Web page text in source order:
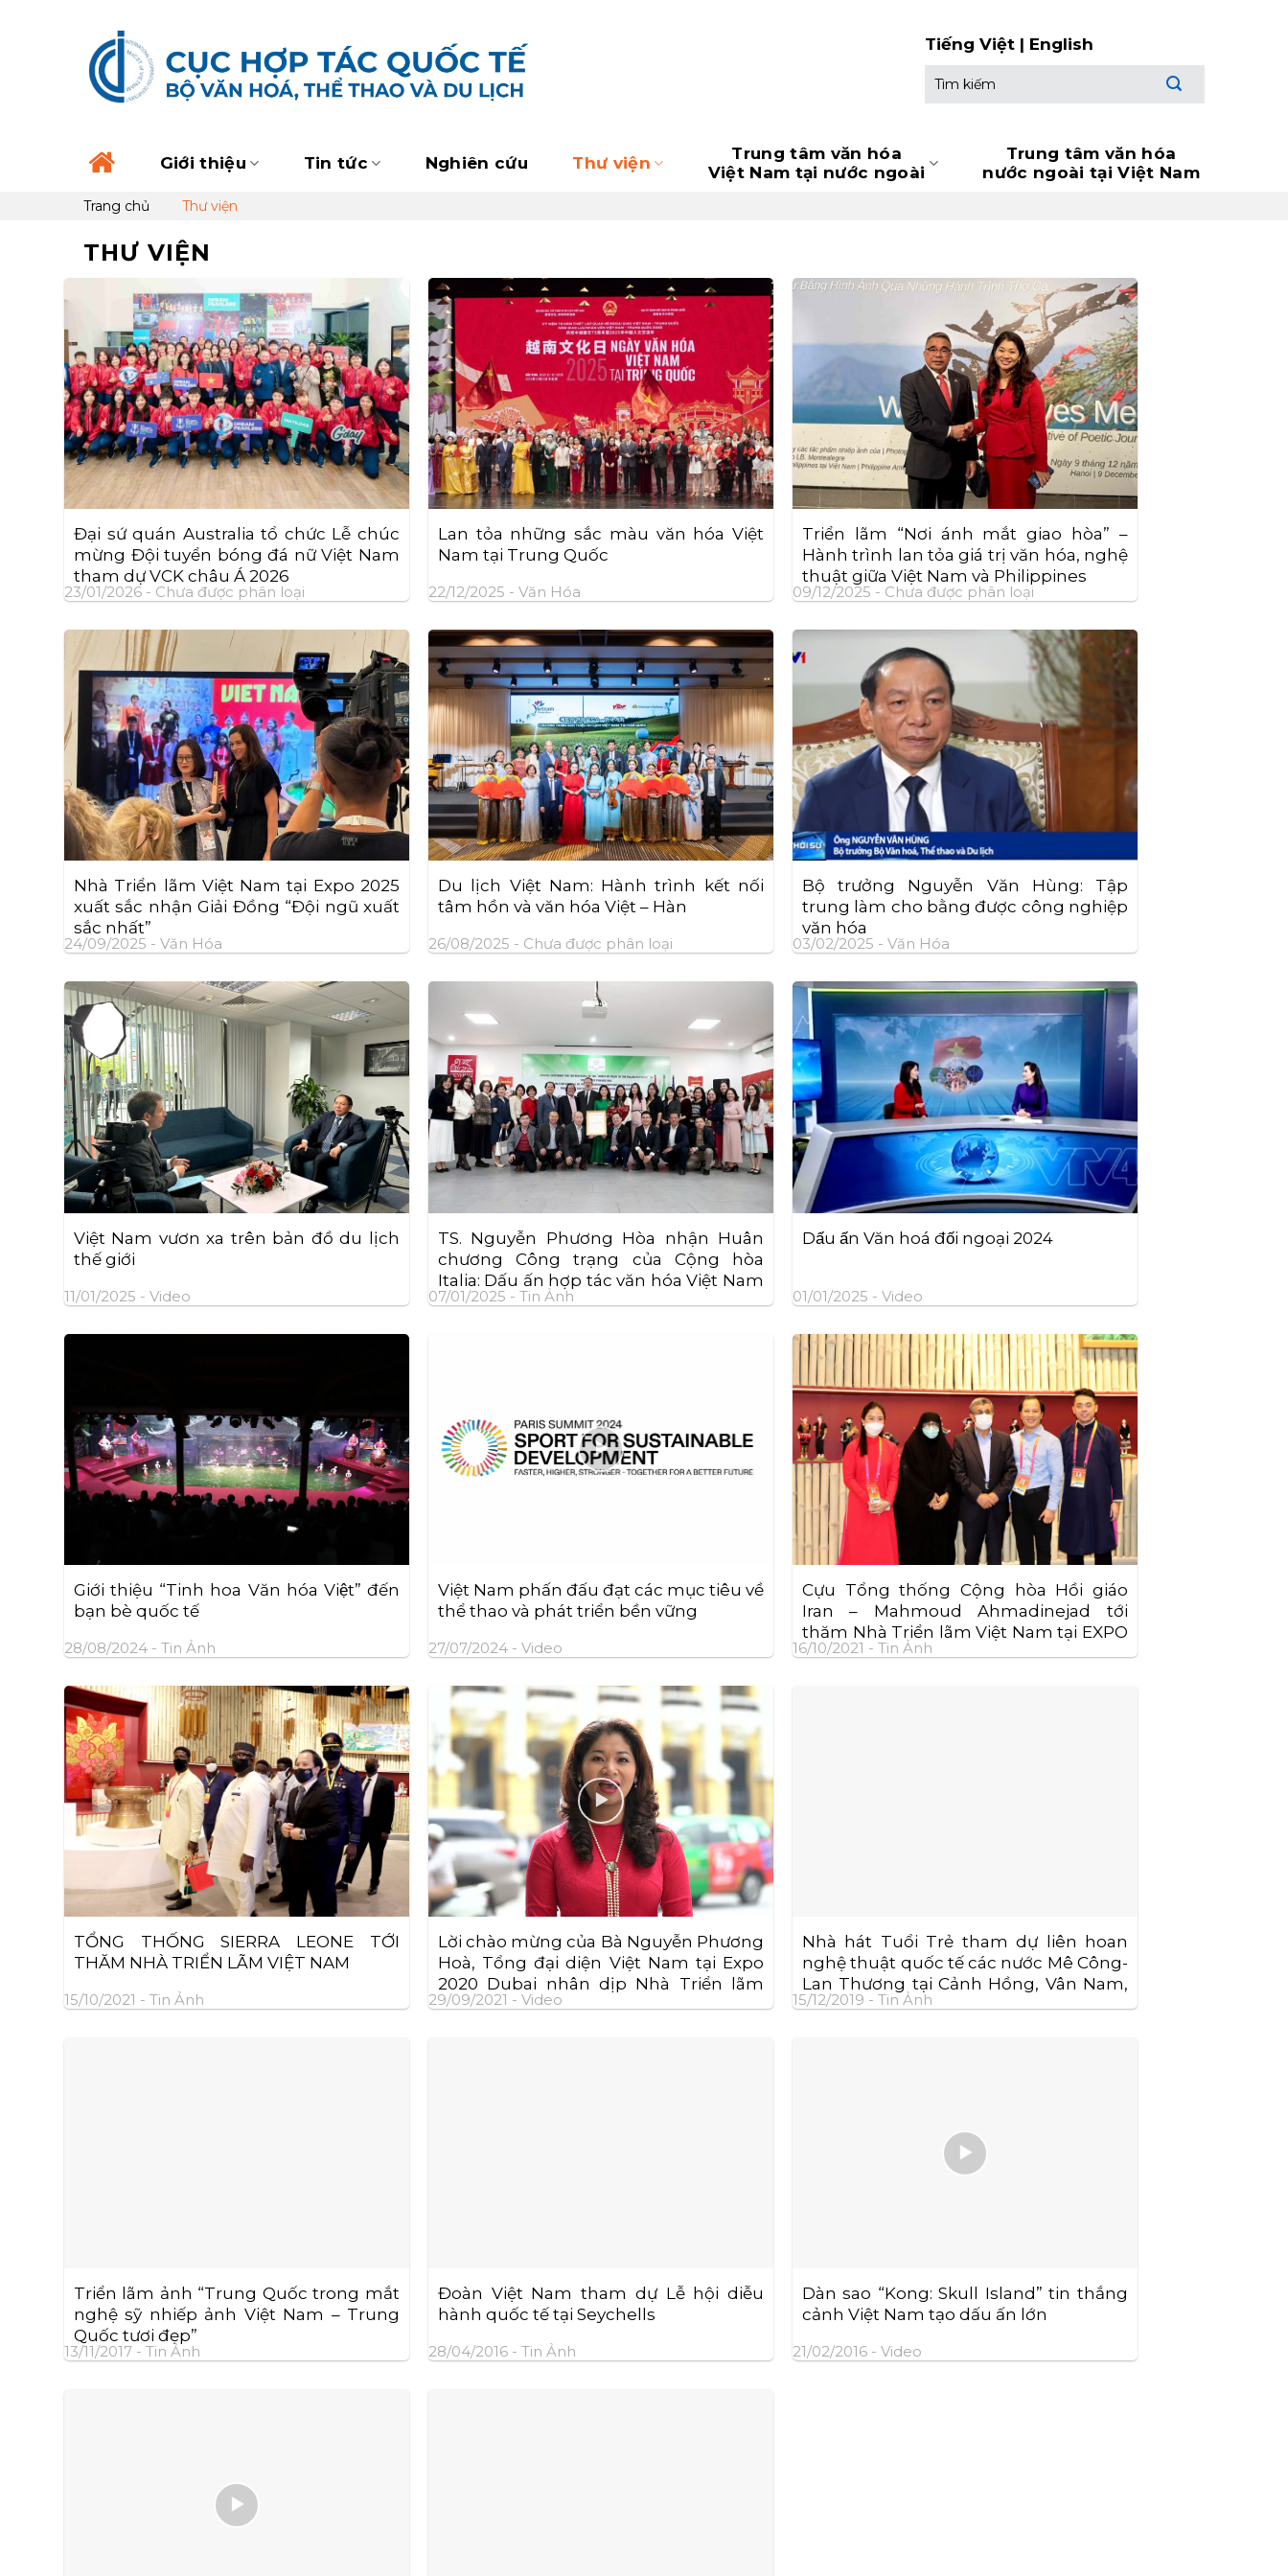
Tiếng Việt| English
kiếm:
Giới thiệu Tin tức Nghiên cứu Thư viện
Trung tâm văn hóa
Việt Nam tại nước ngoài
Trung tâm văn hóa
nước ngoài tại Việt Nam
Trang chủ Thư viện
THƯ VIỆN
Đại sứ quán Australia tổ chức Lễ chúc
mừng Đội tuyển bóng đá nữ Việt Nam
tham dự VCK châu Á 2026
23/01/2026 - Chưa được phân loại
Lan tỏa những sắc màu văn hóa Việt
Nam tại Trung Quốc
22/12/2025 - Văn Hóa
Triển lãm “Nơi ánh mắt giao hòa” –
Hành trình lan tỏa giá trị văn hóa, nghệ
thuật giữa Việt Nam và Philippines
09/12/2025 - Chưa được phân loại
Nhà Triển lãm Việt Nam tại Expo 2025
xuất sắc nhận Giải Đồng “Đội ngũ xuất
sắc nhất”
24/09/2025 - Văn Hóa
Du lịch Việt Nam: Hành trình kết nối
tâm hồn và văn hóa Việt – Hàn
26/08/2025 - Chưa được phân loại
Bộ trưởng Nguyễn Văn Hùng: Tập
trung làm cho bằng được công nghiệp
văn hóa
03/02/2025 - Văn Hóa
Việt Nam vươn xa trên bản đồ du lịch
thế giới
11/01/2025 - Video
TS. Nguyễn Phương Hòa nhận Huân
chương Công trạng của Cộng hòa
Italia: Dấu ấn hợp tác văn hóa Việt Nam
– Italia
07/01/2025 - Tin Ảnh
Dấu ấn Văn hoá đối ngoại 2024
01/01/2025 - Video
Giới thiệu “Tinh hoa Văn hóa Việt” đến
bạn bè quốc tế
28/08/2024 - Tin Ảnh
Việt Nam phấn đấu đạt các mục tiêu về
thể thao và phát triển bền vững
27/07/2024 - Video
Cựu Tổng thống Cộng hòa Hồi giáo
Iran – Mahmoud Ahmadinejad tới
thăm Nhà Triển lãm Việt Nam tại EXPO
2020 Dubai.
16/10/2021 - Tin Ảnh
TỔNG THỐNG SIERRA LEONE TỚI
THĂM NHÀ TRIỂN LÃM VIỆT NAM
15/10/2021 - Tin Ảnh
Lời chào mừng của Bà Nguyễn Phương
Hoà, Tổng đại diện Việt Nam tại Expo
2020 Dubai nhân dịp Nhà Triển lãm
Việt Nam sắp khai trương mở cửa đón
29/09/2021 - Video
Nhà hát Tuổi Trẻ tham dự liên hoan
nghệ thuật quốc tế các nước Mê Công-
Lan Thương tại Cảnh Hồng, Vân Nam,
Trung Quốc.
15/12/2019 - Tin Ảnh
Triển lãm ảnh “Trung Quốc trong mắt
nghệ sỹ nhiếp ảnh Việt Nam – Trung
Quốc tươi đẹp”
13/11/2017 - Tin Ảnh
Đoàn Việt Nam tham dự Lễ hội diễu
hành quốc tế tại Seychells
28/04/2016 - Tin Ảnh
Dàn sao “Kong: Skull Island” tin thắng
cảnh Việt Nam tạo dấu ấn lớn
21/02/2016 - Video